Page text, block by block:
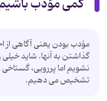
کمی مؤدب
مؤدب بودن یعنی آگاهی از
گذاشتن به آنها. شاید
نشویم اما پررویی، گستاخی
تشخیص می دهیم.